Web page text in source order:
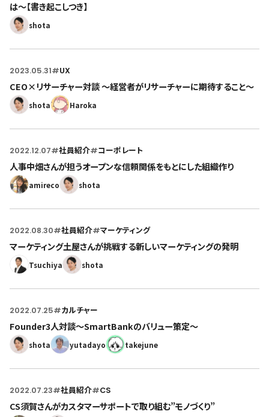
は〜【書き起こしつき】
shota
2023.05.31#UX
CEO×リサーチャー対談 〜経営者がリサーチャーに期待すること〜
shota Haroka
2022.12.07#社員紹介#コーポレート
人事中畑さんが担うオープンな信頼関係をもとにした組織作り
amireco shota
2022.08.30#社員紹介#マーケティング
マーケティング土屋さんが挑戦する新しいマーケティングの発明
Tsuchiya shota
2022.07.25#カルチャー
Founder3人対談〜SmartBankのバリュー策定〜
shota yutadayo takejune
2022.07.23#社員紹介#CS
CS須賀さんがカスタマーサポートで取り組む”モノづくり”